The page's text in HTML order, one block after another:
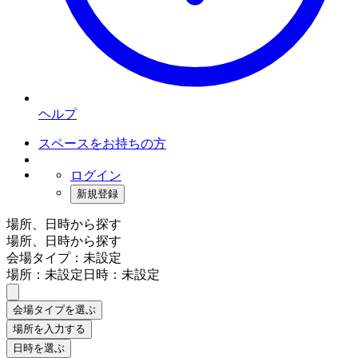
ヘルプ
スペースをお持ちの方
ログイン
新規登録
場所、日時から探す
場所、日時から探す
会場タイプ：未設定
場所：未設定日時：未設定
会場タイプを選ぶ
場所を入力する
日時を選ぶ